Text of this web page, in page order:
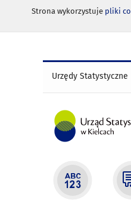
Strona wykorzystuje pliki
Urzędy Statystyczne